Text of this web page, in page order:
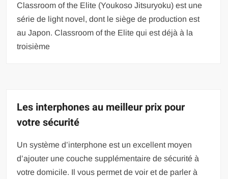
Classroom of the Elite (Youkoso Jitsuryoku) est une
série de light novel, dont le siège de production est
au Japon. Classroom of the Elite qui est déjà à la
troisième
Les interphones au meilleur prix pour
votre sécurité
Un système d’interphone est un excellent moyen
d’ajouter une couche supplémentaire de sécurité à
votre domicile. Il vous permet de voir et de parler à